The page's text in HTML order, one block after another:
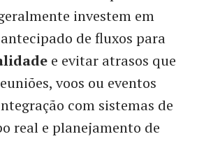
investem em
de fluxos para
e evitar atrasos que
voos ou eventos
com sistemas de
real e planejamento de